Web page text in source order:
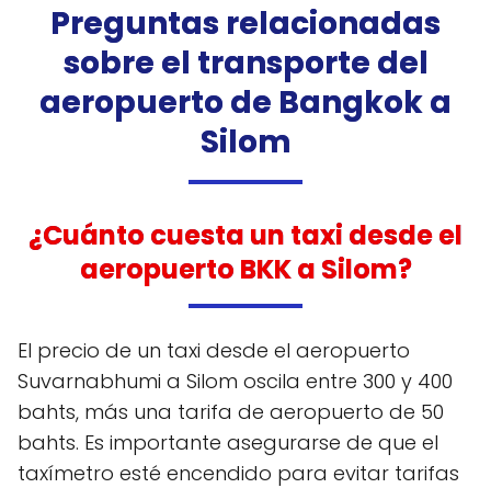
Preguntas relacionadas
sobre el transporte del
aeropuerto de Bangkok a
Silom
¿Cuánto cuesta un taxi desde el
aeropuerto BKK a Silom?
El precio de un taxi desde el aeropuerto
Suvarnabhumi a Silom oscila entre 300 y 400
bahts, más una tarifa de aeropuerto de 50
bahts. Es importante asegurarse de que el
taxímetro esté encendido para evitar tarifas